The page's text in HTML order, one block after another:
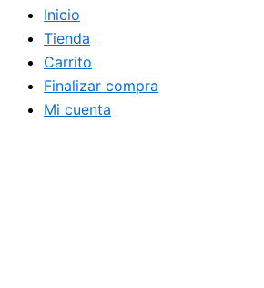
Inicio
Tienda
Carrito
Finalizar compra
Mi cuenta